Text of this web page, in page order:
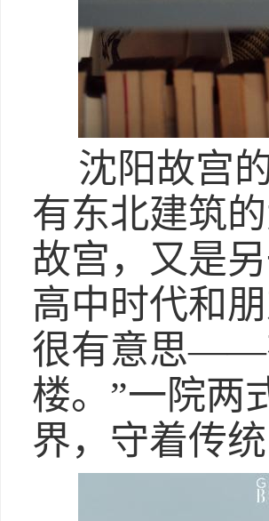
沈阳故宫
有东北建筑
故宫，又是
高中时代和
很有意思——
楼。”一院两
界，守着传